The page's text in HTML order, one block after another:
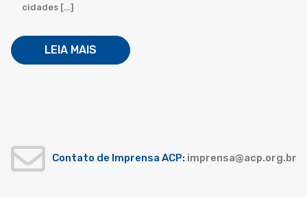
cidades […]
LEIA MAIS
Contato de Imprensa ACP: imprensa@acp.org.br